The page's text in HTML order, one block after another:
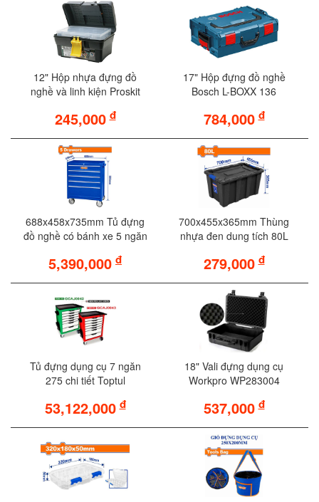
12" Hộp nhựa đựng đồ
nghề và linh kiện Proskit
245,000 đ
17" Hộp đựng đồ nghề
Bosch L-BOXX 136
784,000 đ
688x458x735mm Tủ đựng
đồ nghề có bánh xe 5 ngăn
5,390,000 đ
700x455x365mm Thùng
nhựa đen dung tích 80L
279,000 đ
Tủ đựng dụng cụ 7 ngăn
275 chi tiết Toptul
53,122,000 đ
18" Vali đựng dụng cụ
Workpro WP283004
537,000 đ